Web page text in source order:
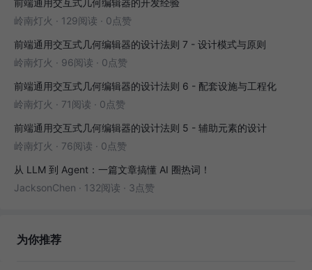
岭南灯火 · 129阅读 · 0点赞
前端通用交互式几何编辑器的设计法则 7 - 设计模式与原则
岭南灯火 · 96阅读 · 0点赞
前端通用交互式几何编辑器的设计法则 6 - 配套设施与工程化
岭南灯火 · 71阅读 · 0点赞
前端通用交互式几何编辑器的设计法则 5 - 辅助元素的设计
岭南灯火 · 76阅读 · 0点赞
从 LLM 到 Agent：一篇文章搞懂 AI 圈热词！
JacksonChen · 132阅读 · 3点赞
为你推荐